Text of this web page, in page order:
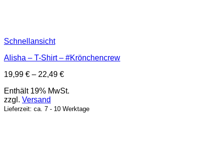
Schnellansicht
Alisha – T-Shirt – #Krönchencrew
19,99 € – 22,49 €Preisspanne:
bis
Enthält 19% MwSt.
zzgl. Versand
Lieferzeit: ca. 7 - 10 Werktage